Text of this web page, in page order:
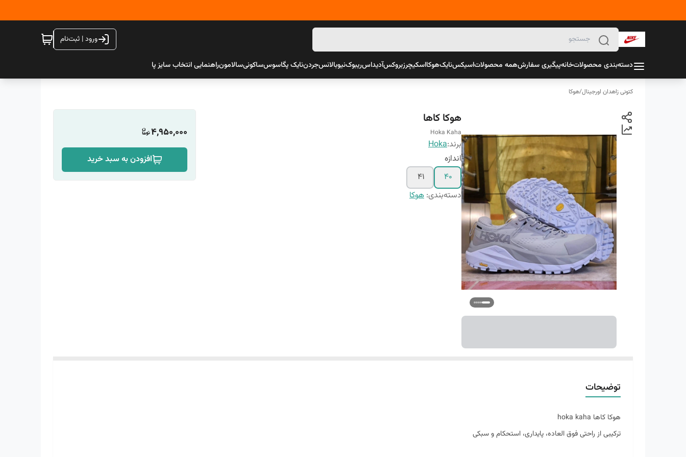
ورود | ثبت‌نام
دسته‌بندی محصولاتخانهپیگیری سفارشهمه محصولاتاسیکسنایکهوکااسکیچرزبروکسآدیداسریبوکنیوبالانسجردننایک پگاسوسساکونیسالامونراهنمایی انتخاب سایز پا
کتونی زاهدان اورجینال/هوکا
هوکا کاها
Hoka Kaha
برند:Hoka
اندازه
40
41
دسته‌بندی: هوکا
4,950,000
افزودن به سبد خرید
توضیحات
هوکا کاها hoka kaha
ترکیبی از راحتی فوق العاده، پایداری، استحکام و سبکی